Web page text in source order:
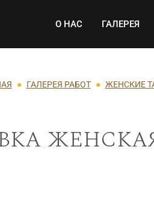
Основная
О НАС ГАЛЕРЕЯ
ГАЛЕРЕЯ РАБОТ ЖЕНСКИЕ